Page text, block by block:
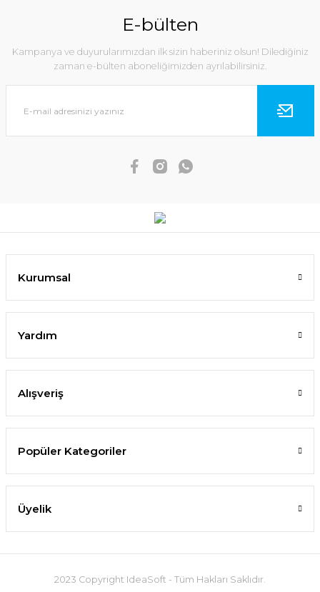
E-bülten
Kampanya ve duyurularımızdan ilk sizin haberiniz olsun! Dilediğiniz
zaman e-bülten aboneliğimizden ayrılabilirsiniz.
Kurumsal
Yardım
Alışveriş
Popüler Kategoriler
Üyelik
2023 Copyright IdeaSoft - Tüm Hakları Saklıdır.